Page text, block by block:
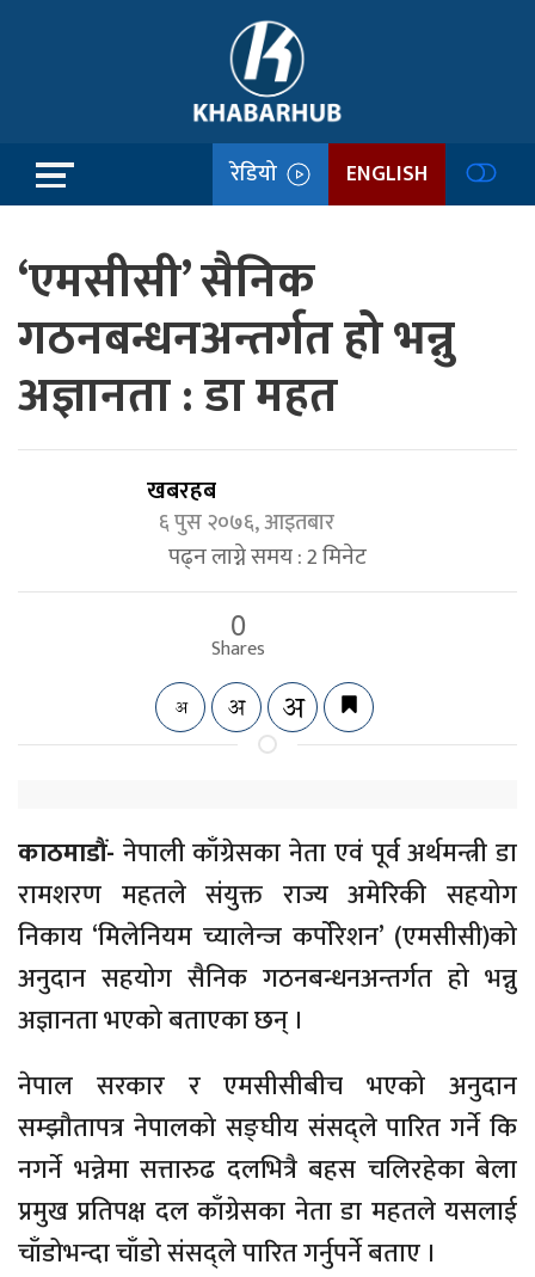
रेडियो ENGLISH
‘एमसीसी’ सैनिक
गठनबन्धनअन्तर्गत हो भन्नु
अज्ञानता : डा महत
खबरहब
६ पुस २०७६, आइतबार
पढ्न लाग्ने समय :2मिनेट
0
Shares
काठमाडौं- नेपाली काँग्रेसका नेता एवं पूर्व अर्थमन्त्री डा
रामशरण महतले संयुक्त राज्य अमेरिकी सहयोग
निकाय ‘मिलेनियम च्यालेन्ज कर्पाेरेशन’ (एमसीसी)को
अनुदान सहयोग सैनिक गठनबन्धनअन्तर्गत हो भन्नु
अज्ञानता भएको बताएका छन् ।
नेपाल सरकार र एमसीसीबीच भएको अनुदान
सम्झौतापत्र नेपालको सङ्घीय संसद्ले पारित गर्ने कि
नगर्ने भन्नेमा सत्तारुढ दलभित्रै बहस चलिरहेका बेला
प्रमुख प्रतिपक्ष दल काँग्रेसका नेता डा महतले यसलाई
चाँडोभन्दा चाँडो संसद्ले पारित गर्नुपर्ने बताए ।